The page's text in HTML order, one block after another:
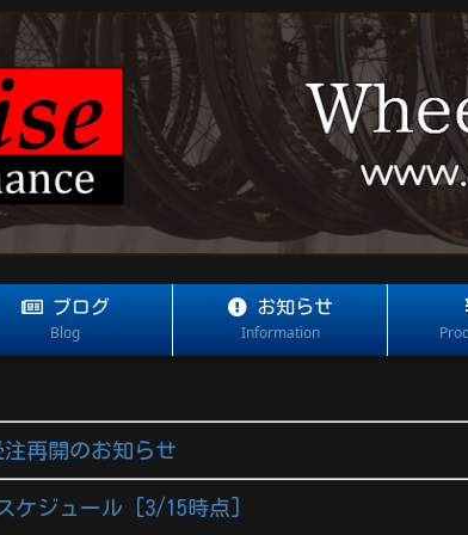
ブログ
Blog
お知らせ
Information
再開のお知らせ
ケジュール [3/15時点]